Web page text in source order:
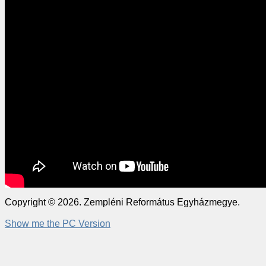
Copyright © 2026. Zempléni Református Egyházmegye.
Show me the PC Version